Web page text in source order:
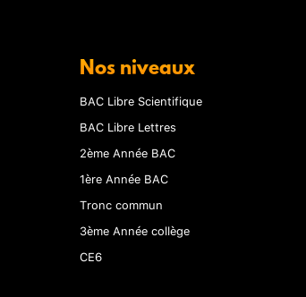
Nos niveaux
BAC Libre Scientifique
BAC Libre Lettres
2ème Année BAC
1ère Année BAC
Tronc commun
3ème Année collège
CE6